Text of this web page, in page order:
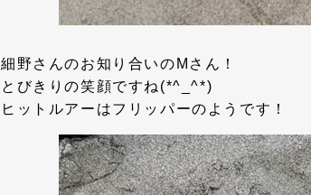
細野さんのお知り合いのMさん！
とびきりの笑顔ですね(*^_^*)
ヒットルアーはフリッパーのようです！